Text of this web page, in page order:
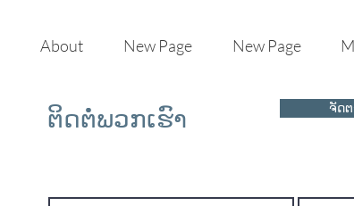
About New Page New Page
ຕິດ​ຕໍ່​ພວກ​ເຮົາ ຈັດ